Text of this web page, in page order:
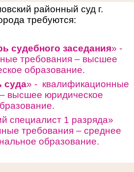
районный суд г.
требуются:
судебного заседания» -
требования – высшее
образование.
суда» - квалификационные
высшее юридическое
специалист 1 разряда»
требования – среднее
образование.